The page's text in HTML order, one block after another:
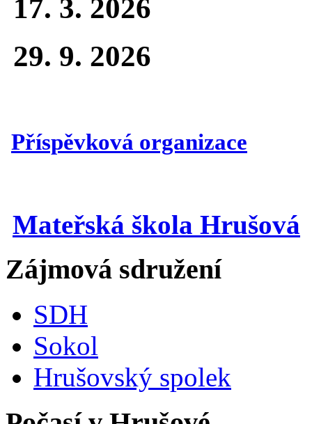
17. 3. 2026
29. 9. 2026
Příspěvková organizace
Mateřská škola Hrušová
Zájmová sdružení
SDH
Sokol
Hrušovský spolek